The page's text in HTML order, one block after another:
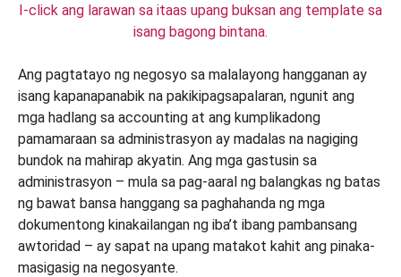
I-click ang larawan sa itaas upang buksan ang template sa
isang bagong bintana.
Ang pagtatayo ng negosyo sa malalayong hangganan ay
isang kapanapanabik na pakikipagsapalaran, ngunit ang
mga hadlang sa accounting at ang kumplikadong
pamamaraan sa administrasyon ay madalas na nagiging
bundok na mahirap akyatin. Ang mga gastusin sa
administrasyon – mula sa pag-aaral ng balangkas ng batas
ng bawat bansa hanggang sa paghahanda ng mga
dokumentong kinakailangan ng iba’t ibang pambansang
awtoridad – ay sapat na upang matakot kahit ang pinaka-
masigasig na negosyante.